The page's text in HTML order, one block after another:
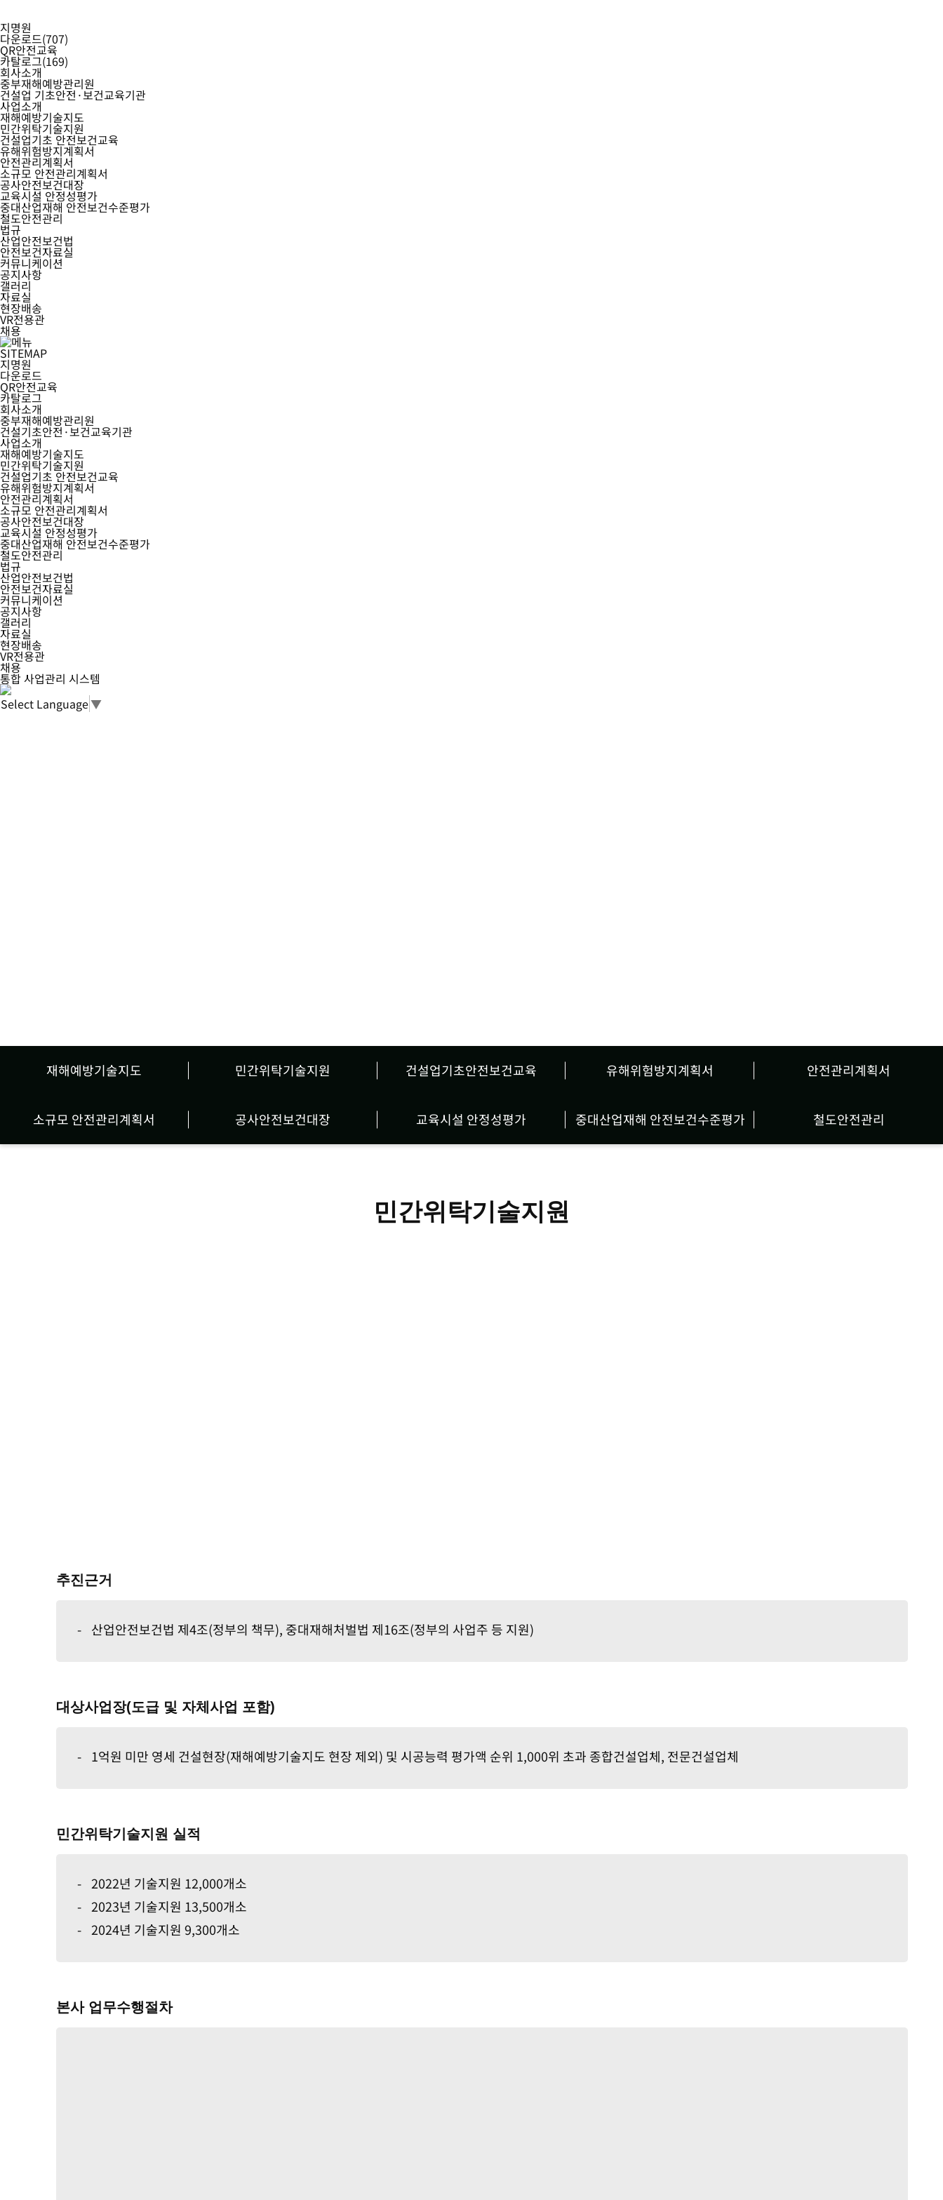
지명원
다운로드(707)
QR안전교육
카탈로그(169)
회사소개
중부재해예방관리원
건설업 기초안전·보건교육기관
사업소개
재해예방기술지도
민간위탁기술지원
건설업기초 안전보건교육
유해위험방지계획서
안전관리계획서
소규모 안전관리계획서
공사안전보건대장
교육시설 안정성평가
중대산업재해 안전보건수준평가
철도안전관리
법규
산업안전보건법
안전보건자료실
커뮤니케이션
공지사항
갤러리
자료실
현장배송
VR전용관
채용
SITEMAP
지명원
다운로드
QR안전교육
카탈로그
회사소개
중부재해예방관리원
건설기초안전·보건교육기관
사업소개
재해예방기술지도
민간위탁기술지원
건설업기초 안전보건교육
유해위험방지계획서
안전관리계획서
소규모 안전관리계획서
공사안전보건대장
교육시설 안정성평가
중대산업재해 안전보건수준평가
철도안전관리
법규
산업안전보건법
안전보건자료실
커뮤니케이션
공지사항
갤러리
자료실
현장배송
VR전용관
채용
통합 사업관리 시스템
Select Language▼
재해예방기술지도 민간위탁기술지원 건설업기초안전보건교육 유해위험방지계획서 안전관리계획서
소규모 안전관리계획서 공사안전보건대장 교육시설 안정성평가 중대산업재해 안전보건수준평가 철도안전관리
민간위탁기술지원
추진근거
- 산업안전보건법 제4조(정부의 책무), 중대재해처벌법 제16조(정부의 사업주 등 지원)
대상사업장(도급 및 자체사업 포함)
- 1억원 미만 영세 건설현장(재해예방기술지도 현장 제외) 및 시공능력 평가액 순위 1,000위 초과 종합건설업체, 전문건설업체
민간위탁기술지원 실적
- 2022년 기술지원 12,000개소
- 2023년 기술지원 13,500개소
- 2024년 기술지원 9,300개소
본사 업무수행절차